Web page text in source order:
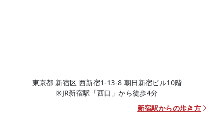
東京都 新宿区 西新宿1-13-8 朝日新宿ビル10階
※JR新宿駅「西口」から徒歩4分
新宿駅からの歩き方